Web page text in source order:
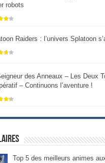
robots
Raiders : l’univers Splatoon
des Anneaux – Les Deux
– Continuons l’aventure !
Top 5 des meilleurs animes